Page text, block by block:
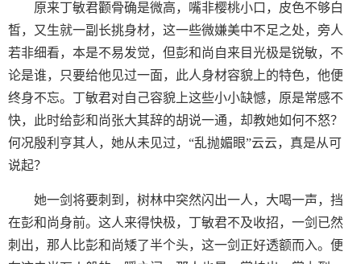
原来丁敏君颧骨确是微高，嘴非樱桃小口，皮色不够白
皙，又生就一副长挑身材，这一些微嫌美中不足之处，旁人
若非细看，本是不易发觉，但彭和尚自来目光极是锐敏，不
论是谁，只要给他见过一面，此人身材容貌上的特色，他便
终身不忘。丁敏君对自己容貌上这些小小缺憾，原是常感不
快，此时给彭和尚张大其辞的胡说一通，却教她如何不怒？
何况殷利亨其人，她从未见过，“乱抛媚眼”云云，真是从可
说起？
她一剑将要刺到，树林中突然闪出一人，大喝一声，挡
在彭和尚身前。这人来得快极，丁敏君不及收招，一剑已然
刺出，那人比彭和尚矮了半个头，这一剑正好透额而入。便